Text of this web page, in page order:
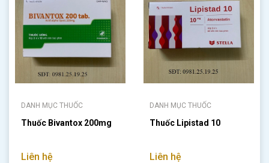
DANH MỤC THUỐC
Thuốc Bivantox 200mg
Liên hệ
DANH MỤC THUỐC
Thuốc Lipistad 10
Liên hệ